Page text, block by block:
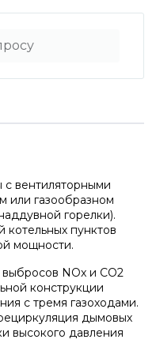
котлы Baxi
с вентиляторными
или газообразном
горелки).
котельных пунктов
мощности.
NOx и CO2
конструкции
c тремя газоходами.
дымовых
высокого давления